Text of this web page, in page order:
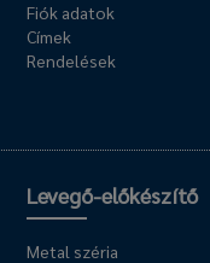
Fiók adatok
Címek
Rendelések
Levegő-előkészítő
Metal széria